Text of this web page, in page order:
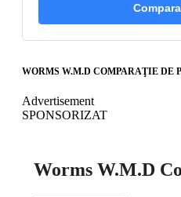
WORMS W.M.D COMPARAŢIE DE
Advertisement
SPONSORIZAT
Worms W.M.D